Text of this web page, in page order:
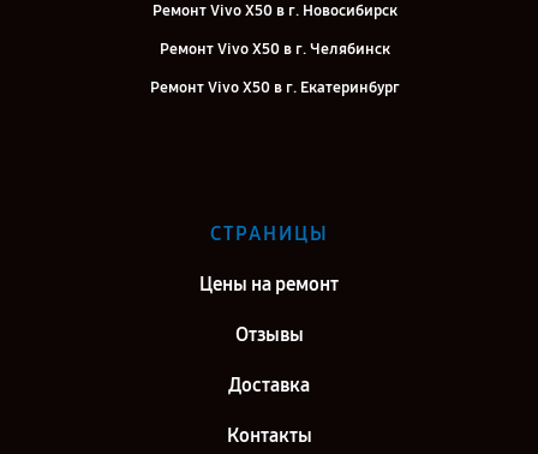
Ремонт Vivo X50 в г. Новосибирск
Ремонт Vivo X50 в г. Челябинск
Ремонт Vivo X50 в г. Екатеринбург
Ремонт Vivo X50 в г. Самара
СТРАНИЦЫ
Цены на ремонт
Отзывы
Доставка
Контакты